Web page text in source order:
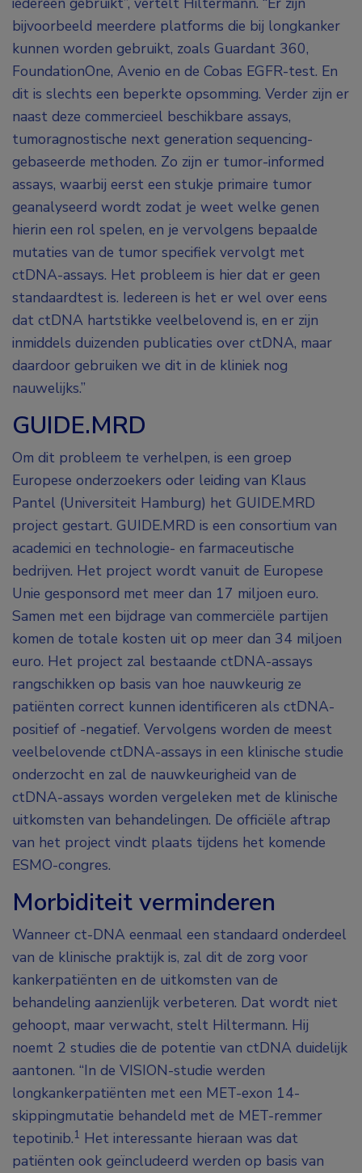
bijvoorbeeld meerdere platforms die bij longkanker
kunnen worden gebruikt, zoals Guardant 360,
FoundationOne, Avenio en de Cobas EGFR-test. En
dit is slechts een beperkte opsomming. Verder zijn er
naast deze commercieel beschikbare assays,
tumoragnostische next generation sequencing-
gebaseerde methoden. Zo zijn er tumor-informed
assays, waarbij eerst een stukje primaire tumor
geanalyseerd wordt zodat je weet welke genen
hierin een rol spelen, en je vervolgens bepaalde
mutaties van de tumor specifiek vervolgt met
ctDNA-assays. Het probleem is hier dat er geen
standaardtest is. Iedereen is het er wel over eens
dat ctDNA hartstikke veelbelovend is, en er zijn
inmiddels duizenden publicaties over ctDNA, maar
daardoor gebruiken we dit in de kliniek nog
nauwelijks.”
GUIDE.MRD
Om dit probleem te verhelpen, is een groep
Europese onderzoekers oder leiding van Klaus
Pantel (Universiteit Hamburg) het GUIDE.MRD
project gestart. GUIDE.MRD is een consortium van
academici en technologie- en farmaceutische
bedrijven. Het project wordt vanuit de Europese
Unie gesponsord met meer dan 17 miljoen euro.
Samen met een bijdrage van commerciële partijen
komen de totale kosten uit op meer dan 34 miljoen
euro. Het project zal bestaande ctDNA-assays
rangschikken op basis van hoe nauwkeurig ze
patiënten correct kunnen identificeren als ctDNA-
positief of -negatief. Vervolgens worden de meest
veelbelovende ctDNA-assays in een klinische studie
onderzocht en zal de nauwkeurigheid van de
ctDNA-assays worden vergeleken met de klinische
uitkomsten van behandelingen. De officiële aftrap
van het project vindt plaats tijdens het komende
ESMO-congres.
Morbiditeit verminderen
Wanneer ct-DNA eenmaal een standaard onderdeel
van de klinische praktijk is, zal dit de zorg voor
kankerpatiënten en de uitkomsten van de
behandeling aanzienlijk verbeteren. Dat wordt niet
gehoopt, maar verwacht, stelt Hiltermann. Hij
noemt 2 studies die de potentie van ctDNA duidelijk
aantonen. “In de VISION-studie werden
longkankerpatiënten met een MET-exon 14-
skippingmutatie behandeld met de MET-remmer
tepotinib.1 Het interessante hieraan was dat
patiënten ook geïncludeerd werden op basis van